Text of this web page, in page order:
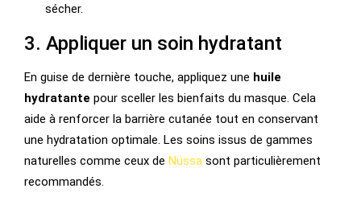
sécher.
3. Appliquer un soin hydratant
En guise de dernière touche, appliquez une huile
hydratante pour sceller les bienfaits du masque. Cela
aide à renforcer la barrière cutanée tout en conservant
une hydratation optimale. Les soins issus de gammes
naturelles comme ceux de Nüssa sont particulièrement
recommandés.